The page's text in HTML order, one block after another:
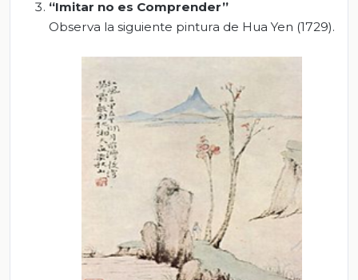
“Imitar no es Comprender”
Observa la siguiente pintura de Hua Yen (1729).